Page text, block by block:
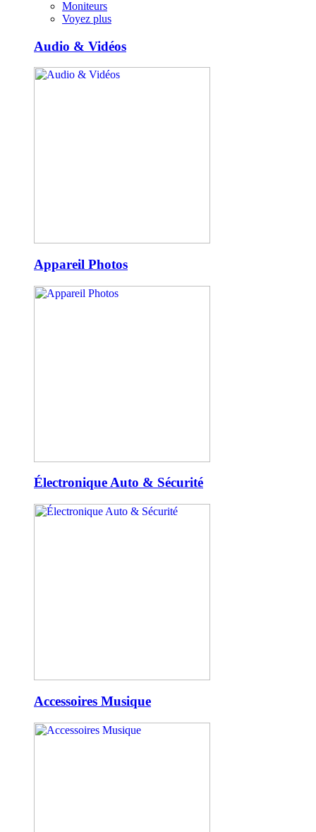
Moniteurs
Voyez plus
Audio & Vidéos
Appareil Photos
Électronique Auto & Sécurité
Accessoires Musique